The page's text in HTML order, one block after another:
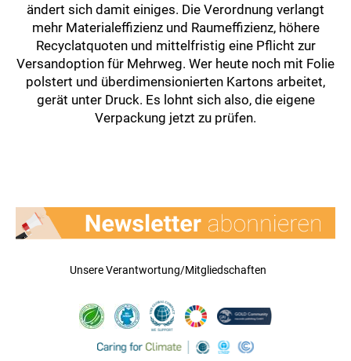
ändert sich damit einiges. Die Verordnung verlangt
mehr Materialeffizienz und Raumeffizienz, höhere
Recyclatquoten und mittelfristig eine Pflicht zur
Versandoption für Mehrweg. Wer heute noch mit Folie
polstert und überdimensionierten Kartons arbeitet,
gerät unter Druck. Es lohnt sich also, die eigene
Verpackung jetzt zu prüfen.
Unsere Verantwortung/Mitgliedschaften